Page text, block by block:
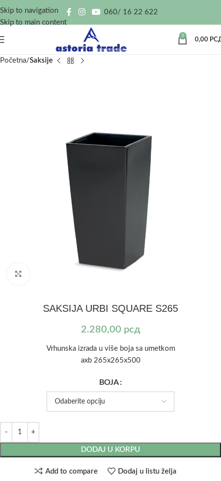
Skip to navigation
Skip to main content
060/ 16 22 622
0
0,00
Početna Saksije
SAKSIJA URBI SQUARE S265
2.280,00 рсд
Vrhunska izrada u više boja sa umetkom
axb 265x265x500
BOJA
DODAJ U KORPU
Add to compare Dodaj u listu želja